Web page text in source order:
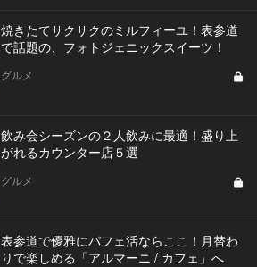
焼きたてサクサクのミルフィーユ！表参道
で話題の、フォトジェニックスイーツ！
グルメ
飲み会シーズンの２人飲みに最適！盛り上
がれるカウンター店５選
グルメ
表参道で優雅にパフェ活ならここ！月替わ
りで楽しめる「アルマーニ / カフェ」へ